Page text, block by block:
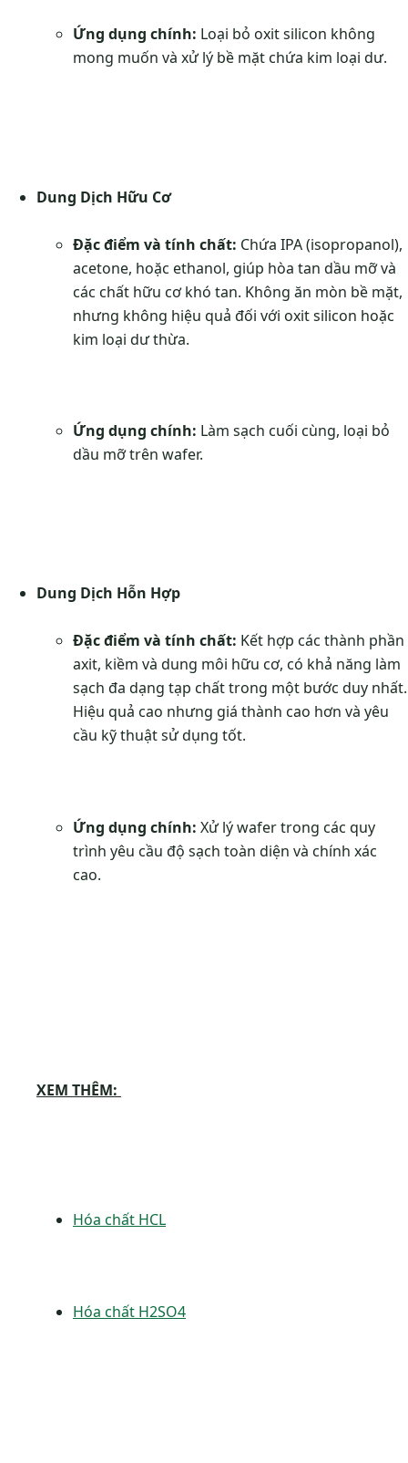
Ứng dụng chính: Loại bỏ oxit silicon không
mong muốn và xử lý bề mặt chứa kim loại dư.
Dung Dịch Hữu Cơ
Đặc điểm và tính chất: Chứa IPA (isopropanol),
acetone, hoặc ethanol, giúp hòa tan dầu mỡ và
các chất hữu cơ khó tan. Không ăn mòn bề mặt,
nhưng không hiệu quả đối với oxit silicon hoặc
kim loại dư thừa.
Ứng dụng chính: Làm sạch cuối cùng, loại bỏ
dầu mỡ trên wafer.
Dung Dịch Hỗn Hợp
Đặc điểm và tính chất: Kết hợp các thành phần
axit, kiềm và dung môi hữu cơ, có khả năng làm
sạch đa dạng tạp chất trong một bước duy nhất.
Hiệu quả cao nhưng giá thành cao hơn và yêu
cầu kỹ thuật sử dụng tốt.
Ứng dụng chính: Xử lý wafer trong các quy
trình yêu cầu độ sạch toàn diện và chính xác
cao.
XEM THÊM:
Hóa chất HCL
Hóa chất H2SO4